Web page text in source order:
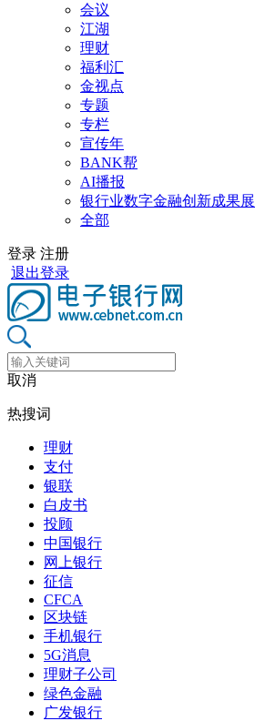
会议
江湖
理财
福利汇
金视点
专题
专栏
宣传年
BANK帮
AI播报
银行业数字金融创新成果展
全部
登录 注册
退出登录
取消
热搜词
理财
支付
银联
白皮书
投顾
中国银行
网上银行
征信
CFCA
区块链
手机银行
5G消息
理财子公司
绿色金融
广发银行